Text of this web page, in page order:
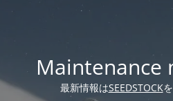
Maintenance
最新情報はSEEDSTOCK